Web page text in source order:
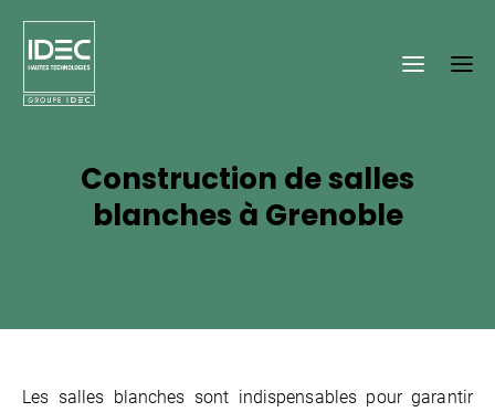
Construction de salles
blanches à Grenoble
Les salles blanches sont indispensables pour garantir